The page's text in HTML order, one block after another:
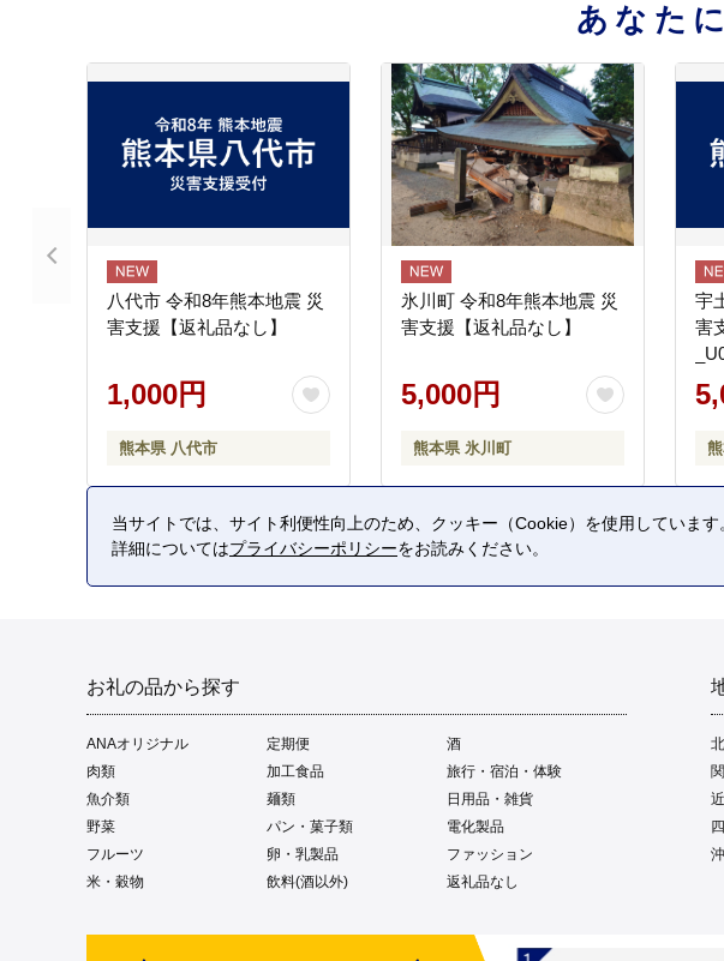
あなた
八代市 令和8年熊本地震 災
害支援【返礼品なし】
1,000円
熊本県 八代市
氷川町 令和8年熊本地震 災
害支援【返礼品なし】
5,000円
熊本県 氷川町
宇
害
お礼の品から探す
ANAオリジナル 定期便
酒
肉類
加工食品
旅行・宿泊・体験
魚介類
麺類
日用品・雑貨
野菜
パン・菓子類
電化製品
フルーツ
卵・乳製品
ファッション
米・穀物
飲料(酒以外) 返礼品なし
当サイトでは、サイト利便性向上のため、クッキー（Cookie）を使用していま
詳細についてはプライバシーポリシーをお読みください。